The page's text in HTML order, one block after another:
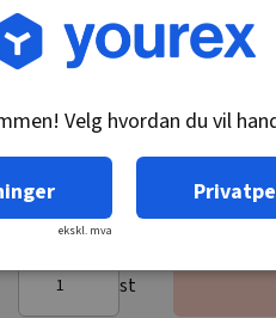
Varenr.: 2250-65002
4639,98kr inkl. mva.
st
Velg hvordan du vil
ekskl. mva